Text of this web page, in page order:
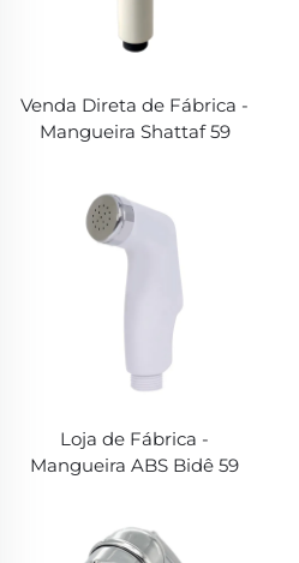
Venda Direta de Fábrica -
Mangueira Shattaf 59
Vazamento)
Loja de Fábrica -
Mangueira ABS Bidê 59
(Tecnologia